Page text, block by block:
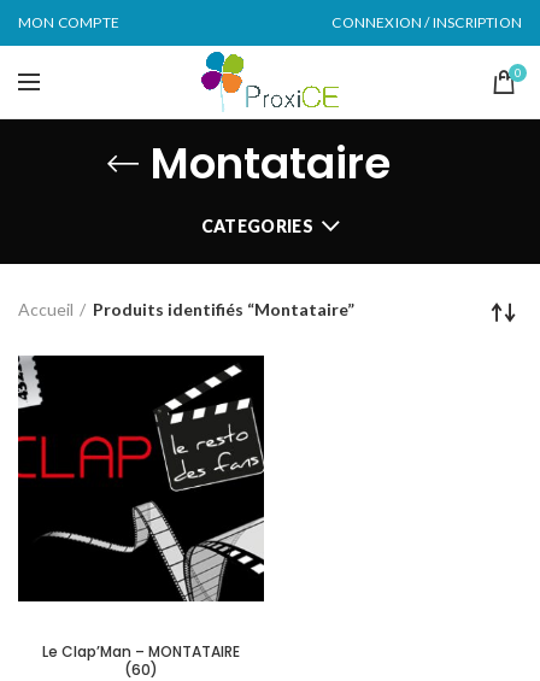
MON COMPTE CONNEXION / INSCRIPTION
0
Montataire
CATEGORIES
Accueil Produits identifiés “Montataire”
Le Clap’Man – MONTATAIRE
(60)